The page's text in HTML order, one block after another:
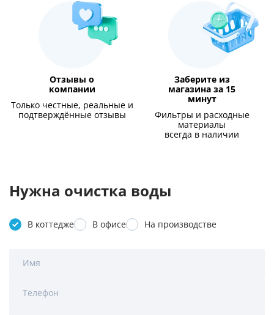
Отзывы о
компании
Только честные, реальные и
подтверждённые отзывы
Заберите из
магазина за 15
минут
Фильтры и расходные
материалы
всегда в наличии
Нужна очистка воды
В коттедже В офисе На производстве
Имя
Телефон